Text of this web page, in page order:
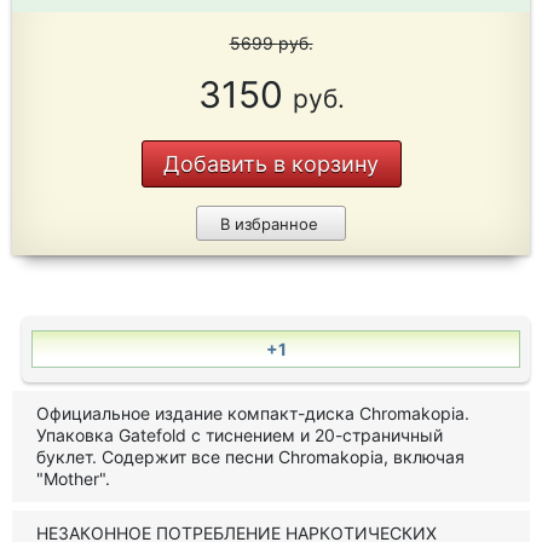
5699руб.
3150 руб.
Добавить в корзину
В избранное
+1
Официальное издание компакт-диска Chromakopia.
Упаковка Gatefold с тиснением и 20-страничный
буклет. Содержит все песни Chromakopia, включая
"Mother".
НЕЗАКОННОЕ ПОТРЕБЛЕНИЕ НАРКОТИЧЕСКИХ